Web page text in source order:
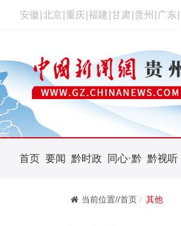
安徽 北京 重庆 福建 甘肃 贵州 广东
首页 要闻 黔时政 同心·黔 黔视听
当前位置//首页 其他